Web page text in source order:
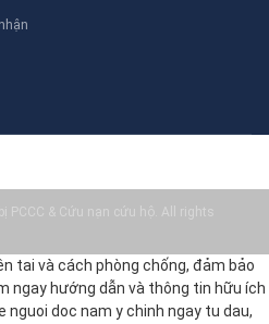
& Cứu nạn cứu hộ. All rights
tai và cách phòng chống, đảm bảo
ngay hướng dẫn và thông tin hữu ích
nguoi doc nam y chinh ngay tu dau,